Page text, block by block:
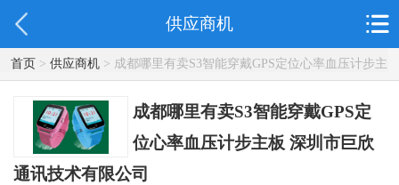
供应商机
首页> 供应商机> 成都哪里有卖S3智能穿戴GPS定位心率血压计步主
板 深圳市巨欣通讯技术有限公司
成都哪里有卖S3智能穿戴GPS定
位心率血压计步主板 深圳市巨欣
通讯技术有限公司